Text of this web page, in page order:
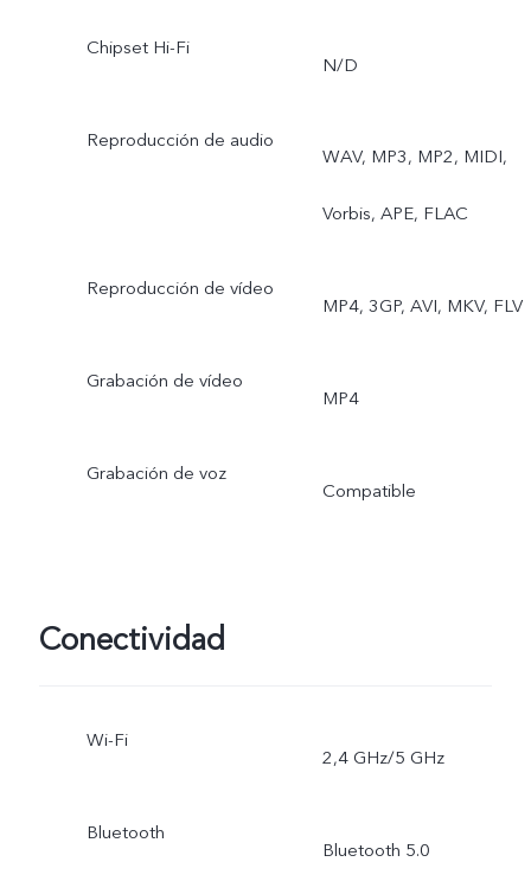
Chipset Hi-Fi
N/D
Reproducción de audio
WAV, MP3, MP2, MIDI,
Vorbis, APE, FLAC
Reproducción de vídeo
MP4, 3GP, AVI, MKV, FLV
Grabación de vídeo
MP4
Grabación de voz
Compatible
Conectividad
Wi-Fi
2,4 GHz/5 GHz
Bluetooth
Bluetooth 5.0